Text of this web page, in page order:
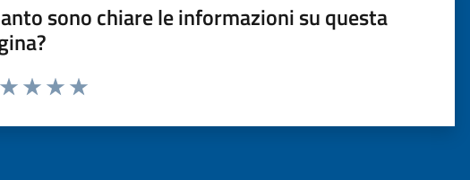
sono chiare le informazioni su questa
da 1 a 5 stelle la pagina